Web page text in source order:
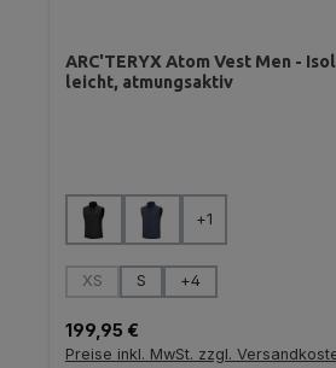
ARC'TERYX Atom Vest Men -
leicht, atmungsaktiv
Farbe auswählen
+1
Größe auswählen
XS
(Diese Option ist zurzeit nicht
S +4
Regulärer Preis:
199,95 €
Preise inkl. MwSt. zzgl.